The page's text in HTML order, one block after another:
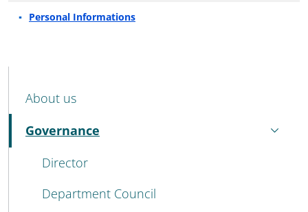
Personal Informations
MENU CEV SECOND NAVIGATION
About us
Governance
Active
Director
Department Council